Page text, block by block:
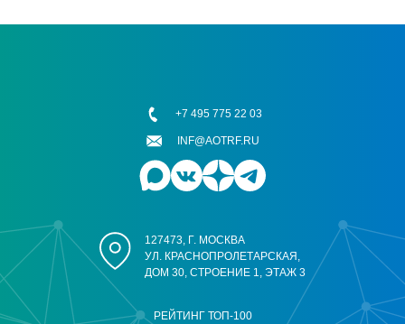
РЕЙТИНГ ТОП-100
127473, Г. МОСКВА
УЛ. КРАСНОПРОЛЕТАРСКАЯ,
ДОМ 30, СТРОЕНИЕ 1, ЭТАЖ 3
+7 495 775 22 03
INF@AOTRF.RU